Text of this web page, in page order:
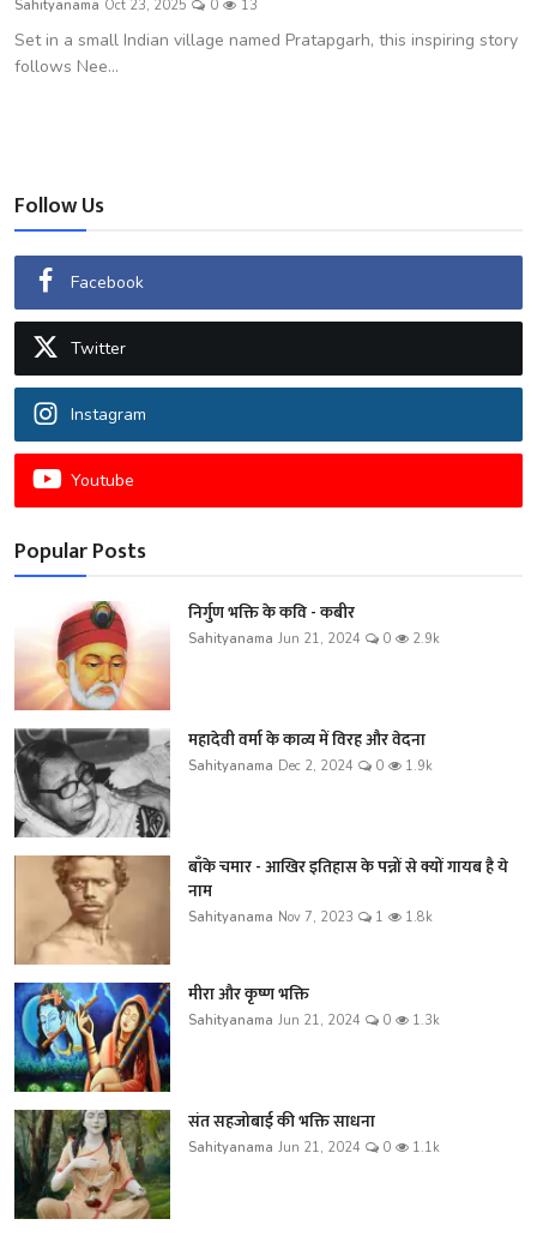
शख्सियत
धरोहर
उपन्यास
सिनेमा
शायरी
ग़ज़ल
Sahityanama Oct 23, 2025 0 13
Set in a small Indian village named Pratapgarh, this inspiring story
follows Nee...
Follow Us
Facebook
Twitter
Instagram
Youtube
Popular Posts
निर्गुण भक्ति के कवि - कबीर
Sahityanama Jun 21, 2024 0 2.9k
महादेवी वर्मा के काव्य में विरह और वेदना
Sahityanama Dec 2, 2024 0 1.9k
बाँके चमार - आखिर इतिहास के पन्नों से क्यों गायब है ये
नाम
Sahityanama Nov 7, 2023 1 1.8k
मीरा और कृष्ण भक्ति
Sahityanama Jun 21, 2024 0 1.3k
संत सहजोबाई की भक्ति साधना
Sahityanama Jun 21, 2024 0 1.1k